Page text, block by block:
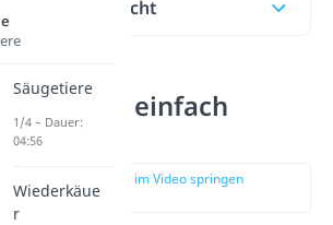
Inhaltsübersicht
— einfach
zur Stelle im Video springen
(00:16)
Säugetiere
1/4 – Dauer:
04:56
Wiederkäue
r